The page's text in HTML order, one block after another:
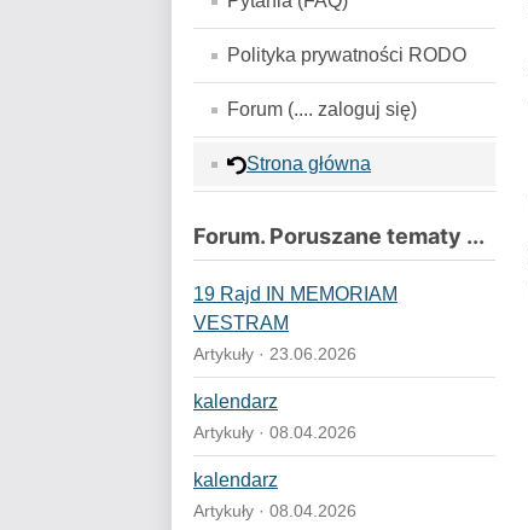
Polityka prywatności RODO
Forum (.... zaloguj się)
Strona główna
Forum. Poruszane tematy ...
19 Rajd IN MEMORIAM
VESTRAM
Artykuły · 23.06.2026
kalendarz
Artykuły · 08.04.2026
kalendarz
Artykuły · 08.04.2026